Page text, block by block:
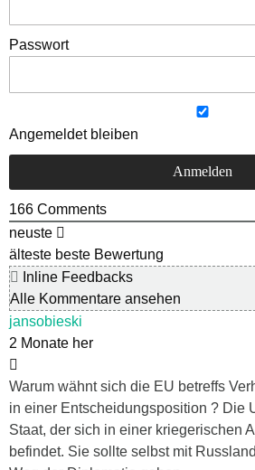
Passwort
Angemeldet bleiben
166 Comments
neuste
älteste beste Bewertung
Inline Feedbacks
Alle Kommentare ansehen
jansobieski
2 Monate her
Warum wähnt sich die EU betreffs
in einer Entscheidungsposition ? Die
Staat, der sich in einer kriegerischen
befindet. Sie sollte selbst mit